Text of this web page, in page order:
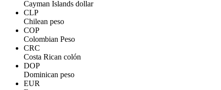
Cayman Islands dollar
CLP
Chilean peso
COP
Colombian Peso
CRC
Costa Rican colón
DOP
Dominican peso
EUR